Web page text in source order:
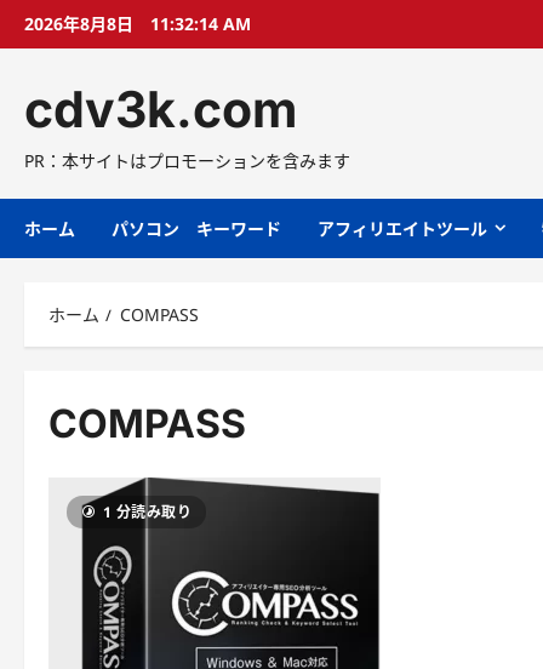
プ
2026年8月8日 11:32:14 AM
cdv3k.com
PR：本サイトはプロモーションを含みます
ホーム パソコン キーワード アフィリエイトツール
ホーム COMPASS
COMPASS
1 分読み取り